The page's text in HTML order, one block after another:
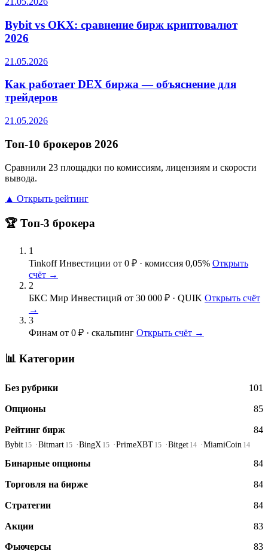
Bybit vs OKX: сравнение бирж криптовалют
2026
21.05.2026
Как работает DEX биржа — объяснение для
трейдеров
21.05.2026
Топ-10 брокеров 2026
Сравнили 23 площадки по комиссиям, лицензиям и скорости
вывода.
▲ Открыть рейтинг
🏆 Топ-3 брокера
1
Tinkoff Инвестиции от 0 ₽ · комиссия 0,05% Открыть
счёт →
2
БКС Мир Инвестиций от 30 000 ₽ · QUIK Открыть счёт
→
3
Финам от 0 ₽ · скальпинг Открыть счёт →
📊 Категории
Без рубрики 101
Опционы 85
Рейтинг бирж 84
Bybit 15 Bitmart 15 BingX 15 PrimeXBT 15 Bitget 14 MiamiCoin 14
Бинарные опционы 84
Торговля на бирже 84
Стратегии 84
Акции 83
Фьючерсы 83